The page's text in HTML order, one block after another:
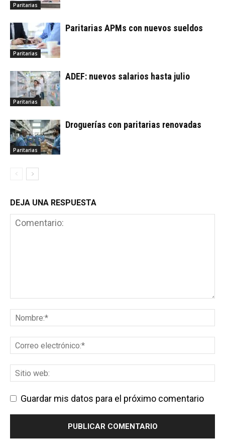
Paritarias
Paritarias
Paritarias APMs con nuevos sueldos
Paritarias
ADEF: nuevos salarios hasta julio
Paritarias
Droguerías con paritarias renovadas
DEJA UNA RESPUESTA
Guardar mis datos para el próximo comentario